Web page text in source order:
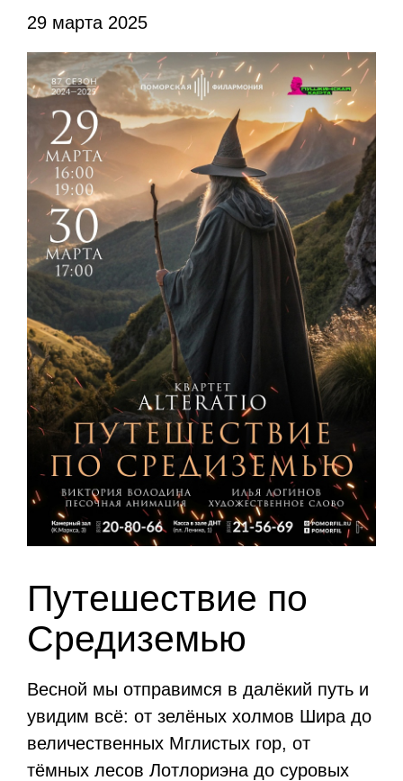
29 марта 2025
Путешествие по
Средиземью
Весной мы отправимся в далёкий путь и
увидим всё: от зелёных холмов Шира до
величественных Мглистых гор, от
тёмных лесов Лотлориэна до суровых